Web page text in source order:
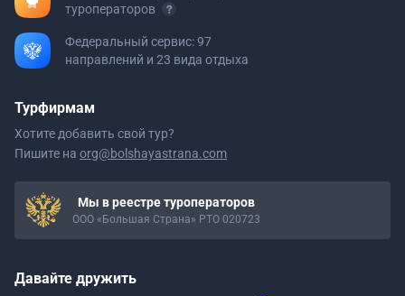
туроператоров
Федеральный сервис: 97
направлений и 23 вида отдыха
Турфирмам
Хотите добавить свой тур?
Пишите на org@bolshayastrana.com
Мы в реестре туроператоров
ООО «Большая Страна» РТО 020723
Давайте дружить